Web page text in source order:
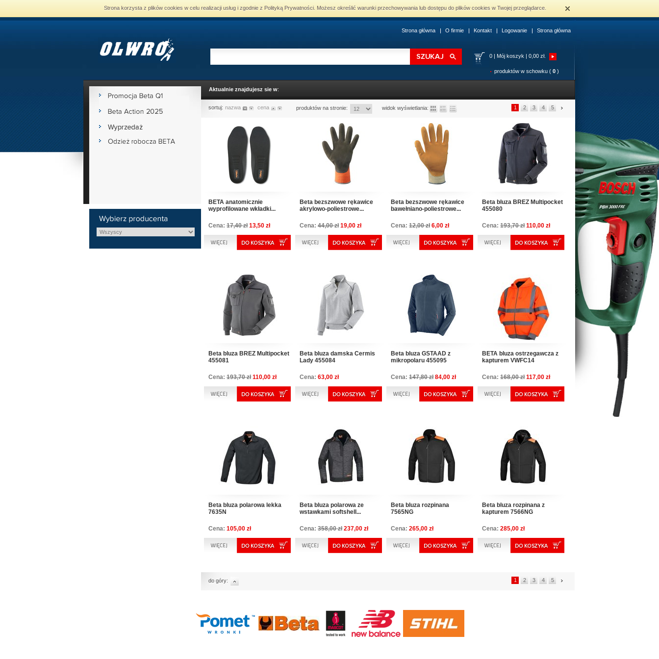
Strona korzysta z plików cookies w celu realizacji usług i zgodnie z Polityką Prywatności. Możesz określić warunki przechowywania lub dostępu do plików cookies w Twojej przeglądarce.
Strona główna O firmie Kontakt Logowanie Strona główna
0 | Mój koszyk | 0,00 zł.
produktów w schowku ( 0 )
Aktualnie znajdujesz sie w:
sortuj: nazwa cena 1 2 3 4 5
produktów na stronie: widok wyświetlania:
BETA anatomicznie
wyprofilowane wkładki...
Cena: 17,40 zł 13,50 zł
Beta bezszwowe rękawice
akrylowo-poliestrowe...
Cena: 44,00 zł 19,00 zł
Beta bezszwowe rękawice
bawełniano-poliestrowe...
Cena: 12,00 zł 6,00 zł
Beta bluza BREZ Multipocket
455080
Cena: 193,70 zł 110,00 zł
Beta bluza BREZ Multipocket
455081
Cena: 193,70 zł 110,00 zł
Beta bluza damska Cermis
Lady 455084
Cena: 63,00 zł
Beta bluza GSTAAD z
mikropolaru 455095
Cena: 147,80 zł 84,00 zł
BETA bluza ostrzegawcza z
kapturem VWFC14
Cena: 168,00 zł 117,00 zł
Beta bluza polarowa lekka
7635N
Cena: 105,00 zł
Beta bluza polarowa ze
wstawkami softshell...
Cena: 358,00 zł 237,00 zł
Beta bluza rozpinana
7565NG
Cena: 265,00 zł
Beta bluza rozpinana z
kapturem 7566NG
Cena: 285,00 zł
1 2 3 4 5
do góry: